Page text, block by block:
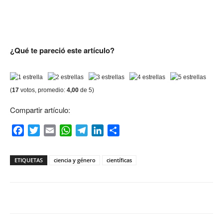
¿Qué te pareció este artículo?
(17 votos, promedio: 4,00 de 5)
Compartir artículo:
FacebookTwitterEmail WhatsAppTelegramLinkedIn
ETIQUETAS ciencia y género científicas